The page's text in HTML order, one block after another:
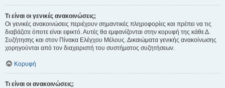
Τι είναι οι γενικές ανακοινώσεις;
Οι γενικές ανακοινώσεις περιέχουν σημαντικές πληροφορίες και πρέπει να τις
διαβάζετε όποτε είναι εφικτό. Αυτές θα εμφανίζονται στην κορυφή της κάθε Δ.
Συζήτησης και στον Πίνακα Ελέγχου Μέλους. Δικαιώματα γενικής ανακοίνωσης
χορηγούνται από τον διαχειριστή του συστήματος συζητήσεων.
Κορυφή
Τι είναι οι ανακοινώσεις;